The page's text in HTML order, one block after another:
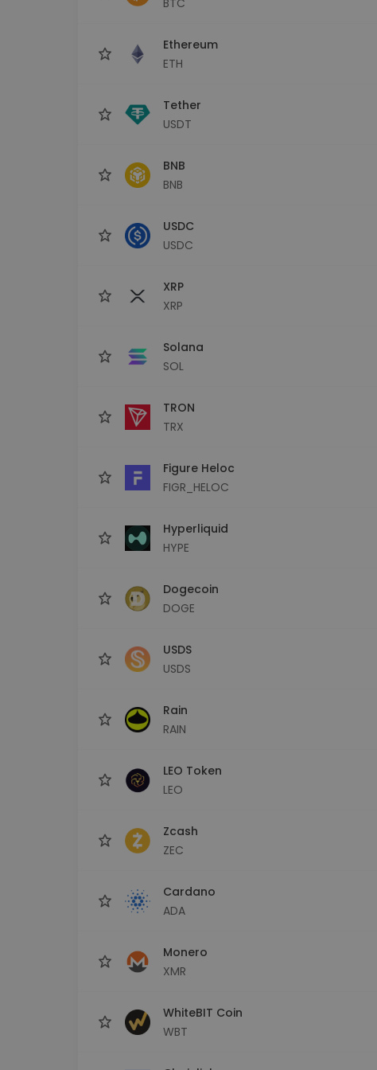
Ethereum
ETH
Tether
USDT
BNB
BNB
USDC
USDC
XRP
XRP
Solana
SOL
TRON
TRX
Figure Heloc
FIGR_HELOC
Hyperliquid
HYPE
Dogecoin
DOGE
USDS
USDS
Rain
RAIN
LEO Token
LEO
Zcash
ZEC
Cardano
ADA
Monero
XMR
WhiteBIT Coin
WBT